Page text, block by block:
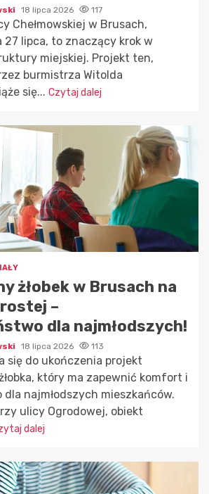
18 lipca 2026 117
Chełmowskiej w Brusach,
27 lipca, to znaczący krok w
miejskiej. Projekt ten,
burmistrza Witolda
się... Czytaj dalej
żłobek w Brusach na
–
dla najmłodszych!
18 lipca 2026 113
się do ukończenia projekt
który ma zapewnić komfort i
najmłodszych mieszkańców.
ulicy Ogrodowej, obiekt
dalej